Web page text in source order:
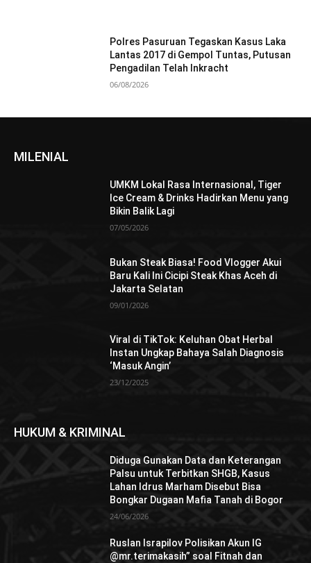
Polres Pasuruan Tegaskan Kasus Laka
Lantas 2017 di Gempol Tuntas, Putusan
Pengadilan Telah Inkracht
06/08/2026
MILENIAL
UMKM Lokal Rasa Internasional, Tiger
Ice Cream & Drinks Hadirkan Menu yang
Bikin Balik Lagi
07/05/2026
Bukan Steak Biasa! Food Vlogger Akui
Baru Kali Ini Cicipi Steak Khas Aceh di
Jakarta Selatan
09/01/2026
Viral di TikTok: Keluhan Obat Herbal
Instan Ungkap Bahaya Salah Diagnosis
‘Masuk Angin’
23/12/2025
HUKUM & KRIMINAL
Diduga Gunakan Data dan Keterangan
Palsu untuk Terbitkan SHGB, Kasus
Lahan Idrus Marham Disebut Bisa
Bongkar Dugaan Mafia Tanah di Bogor
24/06/2026
Ruslan Israpilov Polisikan Akun IG
@mr.terimakasih” soal Fitnah dan